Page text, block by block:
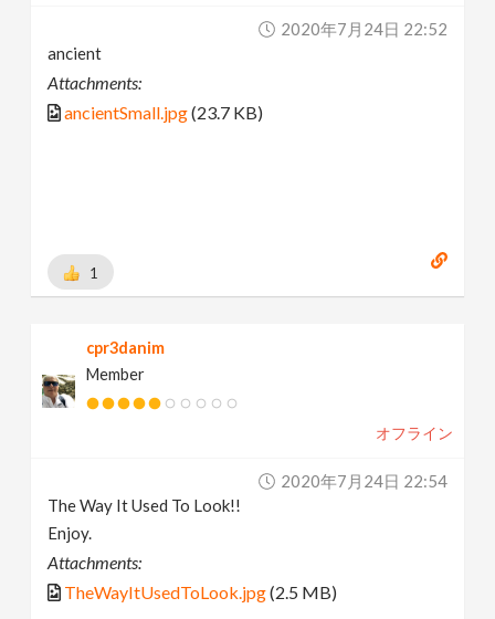
2020年7月24日 22:52
ancient
Attachments:
ancientSmall.jpg(23.7 KB)
1
cpr3danim
Member
オフライン
2020年7月24日 22:54
The Way It Used To Look!!
Enjoy.
Attachments:
TheWayItUsedToLook.jpg(2.5 MB)